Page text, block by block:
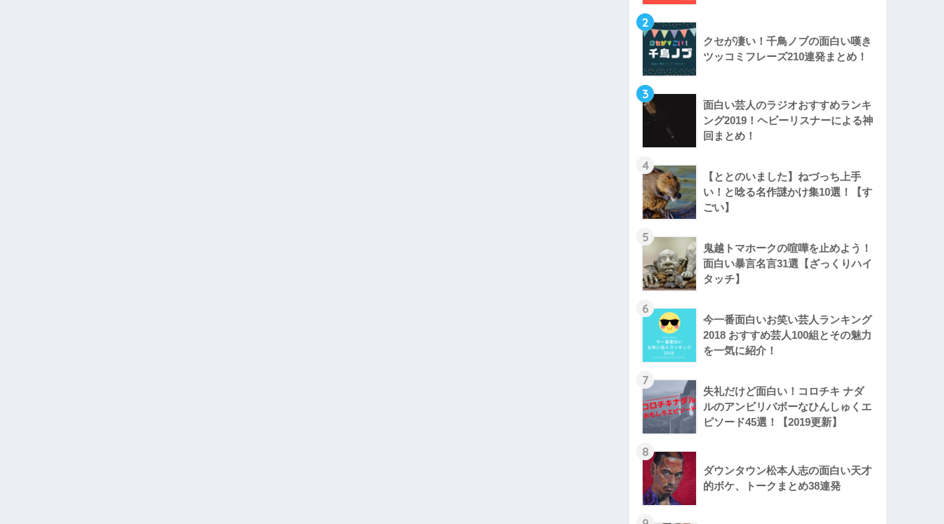
2
クセが凄い！千鳥ノブの面白い嘆き
ツッコミフレーズ210連発まとめ！
3
面白い芸人のラジオおすすめランキ
ング2019！ヘビーリスナーによる神
回まとめ！
4
【ととのいました】ねづっち上手
い！と唸る名作謎かけ集10選！【す
ごい】
5
鬼越トマホークの喧嘩を止めよう！
面白い暴言名言31選【ざっくりハイ
タッチ】
6
今一番面白いお笑い芸人ランキング
2018 おすすめ芸人100組とその魅力
を一気に紹介！
7
失礼だけど面白い！コロチキ ナダ
ルのアンビリバボーなひんしゅくエ
ピソード45選！【2019更新】
8
ダウンタウン松本人志の面白い天才
的ボケ、トークまとめ38連発